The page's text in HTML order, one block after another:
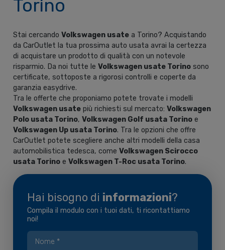
Torino
Stai cercando Volkswagen usatea Torino? Acquistando
da CarOutlet la tua prossima auto usata avrai la certezza
di acquistare un prodotto di qualità con un notevole
risparmio. Da noi tutte le Volkswagen usate Torinosono
certificate, sottoposte a rigorosi controlli e coperte da
garanzia easydrive.
Tra le offerte che proponiamo potete trovate i modelli
Volkswagen usatepiù richiesti sul mercato: Volkswagen
Polo usata Torino, Volkswagen Golf usata Torinoe
Volkswagen Up usata Torino. Tra le opzioni che offre
CarOutlet potete scegliere anche altri modelli della casa
automobilistica tedesca, come Volkswagen Scirocco
usata Torinoe Volkswagen T-Rocusata Torino.
Hai bisogno di informazioni?
Compila il modulo con i tuoi dati, ti ricontattiamo
noi!